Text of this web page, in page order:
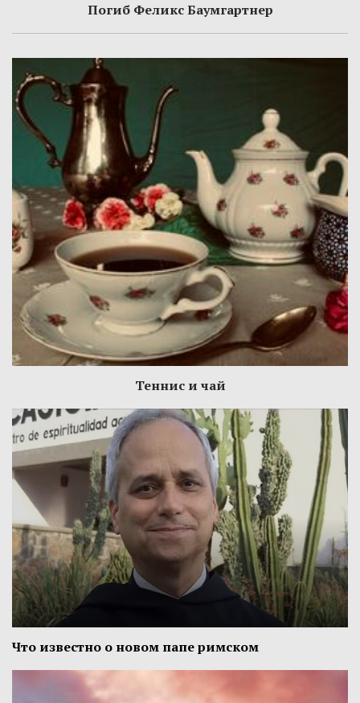
Погиб Феликс Баумгартнер
Теннис и чай
Что известно о новом папе римском